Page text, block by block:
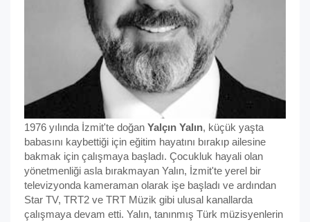
1976 yılında İzmit'te doğan Yalçın Yalın, küçük yaşta
babasını kaybettiği için eğitim hayatını bırakıp ailesine
bakmak için çalışmaya başladı. Çocukluk hayali olan
yönetmenliği asla bırakmayan Yalın, İzmit'te yerel bir
televizyonda kameraman olarak işe başladı ve ardından
Star TV, TRT2 ve TRT Müzik gibi ulusal kanallarda
çalışmaya devam etti. Yalın, tanınmış Türk müzisyenlerin